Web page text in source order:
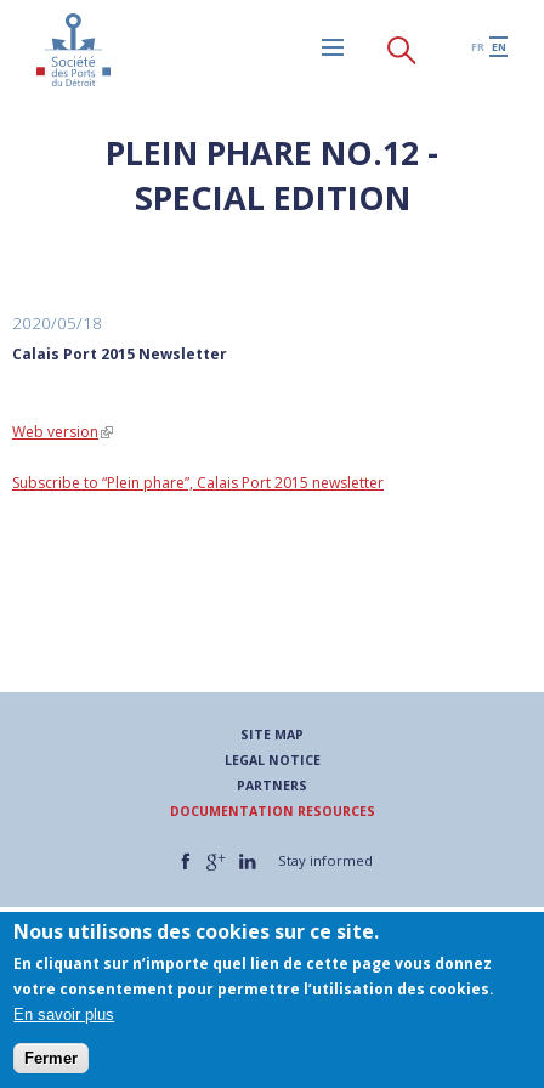
Skip to main content
FR EN
PLEIN PHARE NO.12 -
SPECIAL EDITION
2020/05/18
Calais Port 2015 Newsletter
Web version(link is external)
Subscribe to “Plein phare”, Calais Port 2015 newsletter
SITE MAP
LEGAL NOTICE
PARTNERS
DOCUMENTATION RESOURCES
Stay informed
Nous utilisons des cookies sur ce site.
En cliquant sur n’importe quel lien de cette page vous donnez
votre consentement pour permettre l’utilisation des cookies.
En savoir plus
Fermer